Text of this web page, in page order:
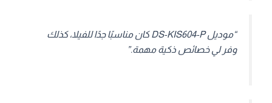
“موديل DS-KIS604-P كان مناسبًا جدًا للفيلا، كذلك
وفر لي خصائص ذكية مهمة.”